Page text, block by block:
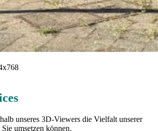
unseres 3D-Viewers die Vielfalt unserer
umsetzen können.